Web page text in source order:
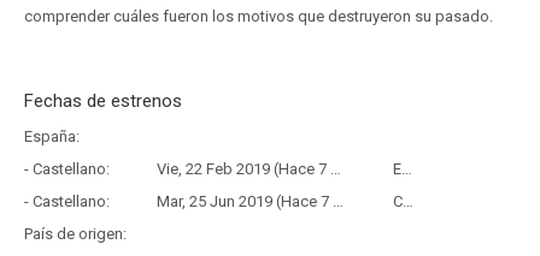
comprender cuáles fueron los motivos que destruyeron su pasado.
Fechas de estrenos
España:
- Castellano:
Vie, 22 Feb 2019 (Hace 7 años y 5 meses)
Estreno
- Castellano:
Mar, 25 Jun 2019 (Hace 7 años y 1 mes)
Copia Física
País de origen: